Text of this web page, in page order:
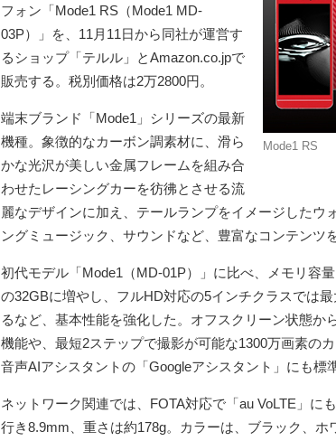
Mode1 RS
フォン「Mode1 RS（Mode1 MD-
03P）」を、11月11日から同社が運営す
るショップ「テルル」とAmazon.co.jpで
販売する。税別価格は2万2800円。
端末ブランド「Mode1」シリーズの最新
機種。象徴的なカーボン調素材に、滑ら
かな光沢が美しい金属フレームを組み合
わせたレーシングカーを彷彿とさせる流
麗なデザインに加え、テールランプをイメージしたウ
ングミュージック、サウンドなど、豊富なコンテンツ
初代モデル「Mode1（MD-01P）」に比べ、メモリ容
の32GBに増やし、フルHD対応の5インチクラスでは
るなど、基本性能を強化した。オフスクリーン状態か
機能や、最短2ステップで撮影が可能な1300万画素の
音声AIアシスタントの「Googleアシスタント」にも標
ネットワーク関連では、FOTA対応で「au VoLTE」に
行き8.9mm、重さは約178g。カラーは、ブラック、ホ